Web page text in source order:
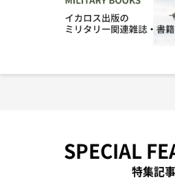
SPECIAL
特集記事